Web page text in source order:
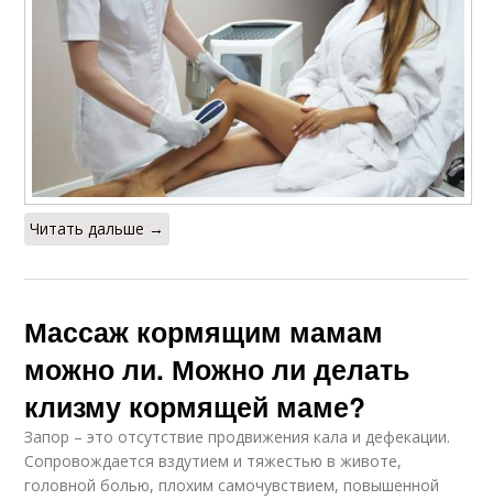
Читать дальше →
Массаж кормящим мамам
можно ли. Можно ли делать
клизму кормящей маме?
Запор – это отсутствие продвижения кала и дефекации.
Сопровождается вздутием и тяжестью в животе,
головной болью, плохим самочувствием, повышенной